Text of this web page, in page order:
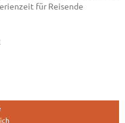
für Reisende